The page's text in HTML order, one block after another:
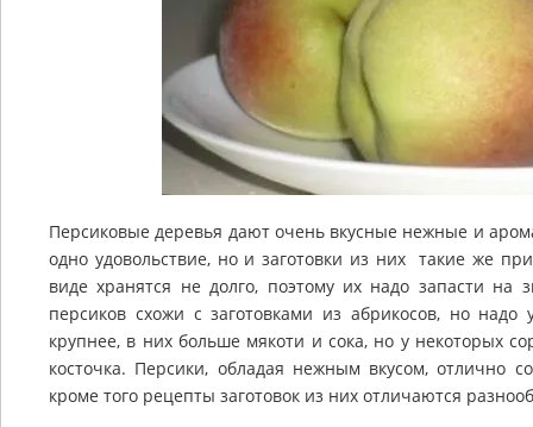
Персиковые деревья дают очень вкусные нежные и
одно удовольствие, но и заготовки из них такие же
виде хранятся не долго, поэтому их надо запасти
персиков схожи с заготовками из абрикосов, но
крупнее, в них больше мякоти и сока, но у некоторых
косточка. Персики, обладая нежным вкусом, отлично
кроме того рецепты заготовок из них отличаются